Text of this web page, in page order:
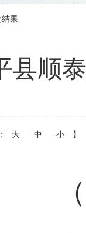
结果
县顺
大 中 小 】